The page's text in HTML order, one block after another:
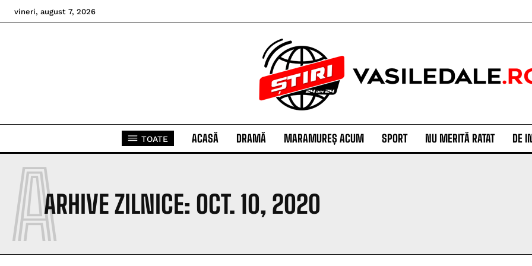
vineri, august 7, 2026
TOATE ACASĂ DRAMĂ MARAMUREȘ ACUM SPORT NU MERITĂ RATAT DE
ARHIVE ZILNICE: OCT. 10, 2020
A